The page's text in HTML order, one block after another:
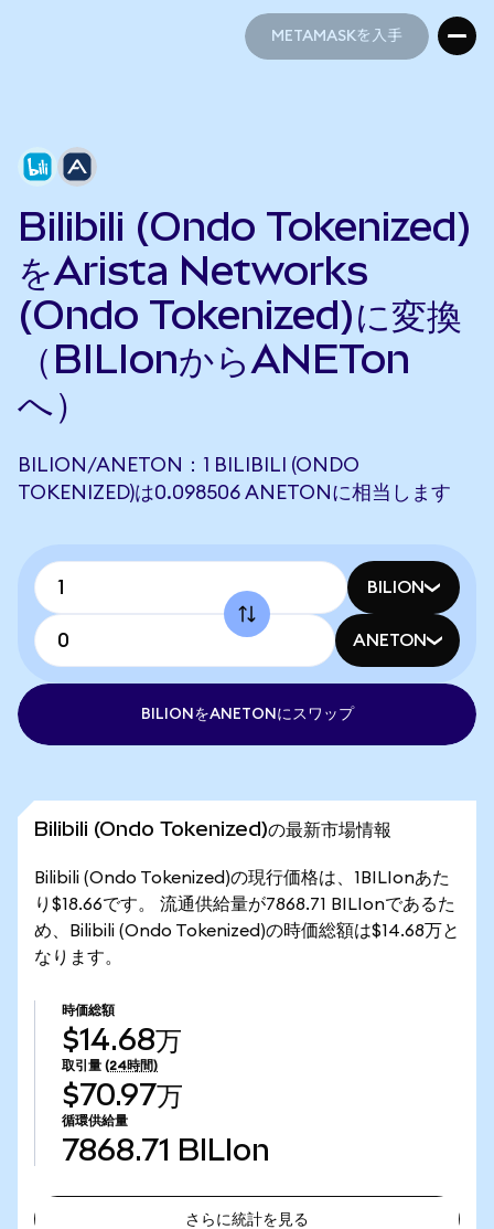
METAMASKを入手
Bilibili (Ondo Tokenized)
をArista Networks
(Ondo Tokenized)に変換
（BILIonからANETon
へ）
BILION/ANETON：1 BILIBILI (ONDO
TOKENIZED)は0.098506 ANETONに相当します
BILION
ANETON
BILIONをANETONにスワップ
Bilibili (Ondo Tokenized)の最新市場情報
Bilibili (Ondo Tokenized)の現行価格は、1BILIonあた
り$18.66です。 流通供給量が7868.71 BILIonであるた
め、Bilibili (Ondo Tokenized)の時価総額は$14.68万と
なります。
時価総額
$14.68万
取引量 (24時間)
$70.97万
循環供給量
7868.71 BILIon
さらに統計を見る